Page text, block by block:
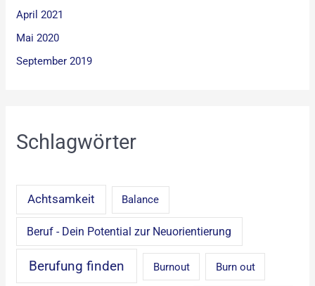
April 2021
Mai 2020
September 2019
Schlagwörter
Achtsamkeit Balance
Beruf - Dein Potential zur Neuorientierung
Berufung finden Burnout Burn out